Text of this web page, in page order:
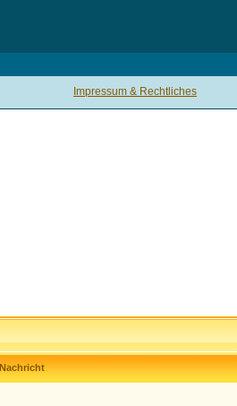
Nachricht
Impressum & Rechtliches